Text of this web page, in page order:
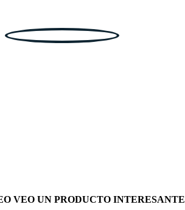
VEO UN PRODUCTO INTERESANTE